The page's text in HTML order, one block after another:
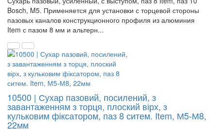
Bosch, M5. Применяется для установки с торцевой стороны
пазовых каналов конструкционного профиля из алюминия
Item с пазом 8 мм и альтерн...
10500 | Сухар пазовий, посилений, з
завантаженням з торця, плоский вірх, з
кульковим фіксатором, паз 8 ситем. Item, М5-М8,
22мм